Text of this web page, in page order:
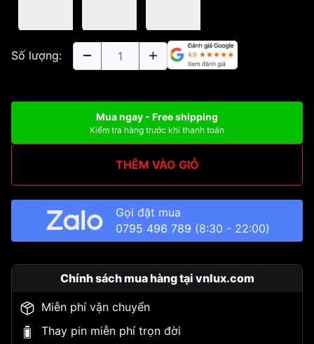
Số lượng:
Mua ngay - Free shipping
Kiểm tra hàng trước khi thanh toán
THÊM VÀO GIỎ
Gọi đặt mua
0795 496 789 (8:30 - 22:00)
Chính sách mua hàng tại vnlux.com
Miễn phí vận chuyển
Thay pin miễn phí trọn đời